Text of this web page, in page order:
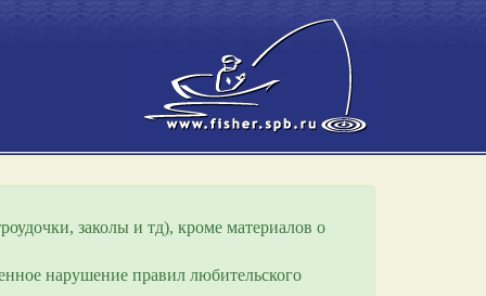
заколы и тд), кроме материалов о
нарушение правил любительского